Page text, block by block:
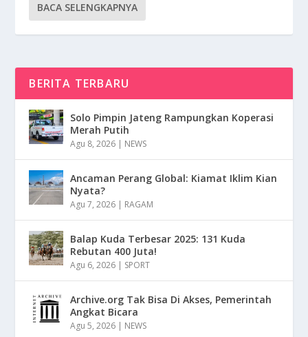
BACA SELENGKAPNYA
BERITA TERBARU
Solo Pimpin Jateng Rampungkan Koperasi
Merah Putih
Agu 8, 2026 NEWS
Ancaman Perang Global: Kiamat Iklim Kian
Nyata?
Agu 7, 2026 RAGAM
Balap Kuda Terbesar 2025: 131 Kuda
Rebutan 400 Juta!
Agu 6, 2026 SPORT
Archive.org Tak Bisa Di Akses, Pemerintah
Angkat Bicara
Agu 5, 2026 NEWS